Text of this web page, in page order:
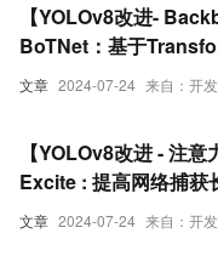
文章 2024-07-24 来自：开
【YOLOv8改进-
BoTNet：基于
力机制和卷积神经网络
文章 2024-07-24 来自：开
【YOLOv8改进 - 注
Excite : 提高网络捕获
力